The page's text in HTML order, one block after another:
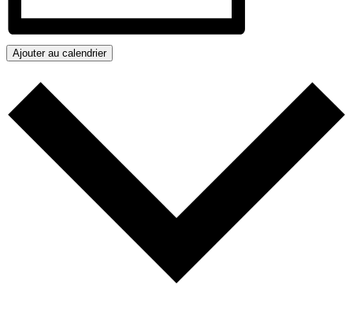
Ajouter au calendrier